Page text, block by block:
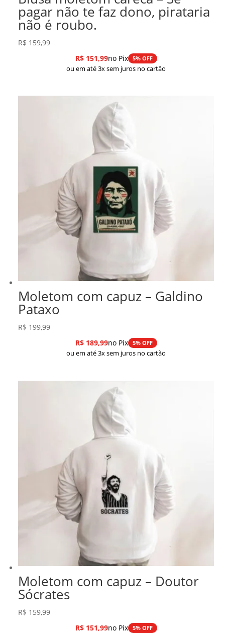
pagar não te faz dono, pirataria
não é roubo.
R$ 159,99
R$151,99no Pix 5% OFF
ou em até 3x sem juros no cartão
Moletom com capuz – Galdino
Pataxo
R$ 199,99
R$189,99no Pix 5% OFF
ou em até 3x sem juros no cartão
Moletom com capuz – Doutor
Sócrates
R$ 159,99
R$151,99no Pix 5% OFF